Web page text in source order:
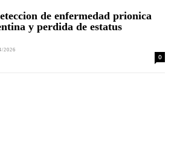
de enfermedad prionica
y perdida de estatus
2026
0